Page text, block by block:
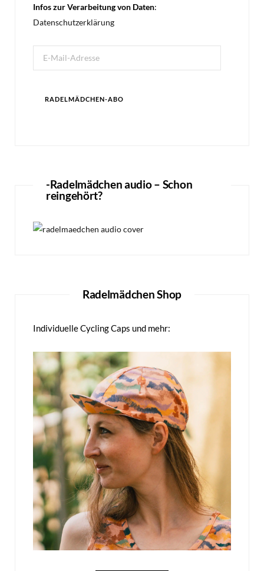
Infos zur Verarbeitung von Daten:
Datenschutzerklärung
Mail-
RADELMÄDCHEN-ABO
-Radelmädchen audio – Schon
reingehört?
Radelmädchen Shop
Individuelle Cycling Caps und mehr: